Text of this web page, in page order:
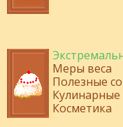
Меры веса
Полезные
Кулинарные
Косметика